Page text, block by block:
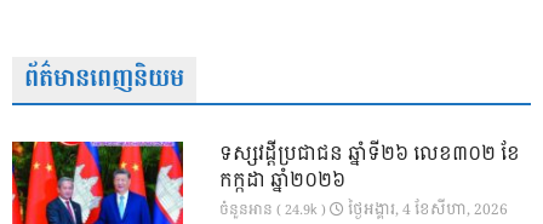
ព័ត៌មានពេញនិយម
ទស្សវដ្តីប្រជាជន ឆ្នាំទី២៦ លេខ៣០២ ខែ
កក្កដា ឆ្នាំ២០២៦
ចំនួនអាន ( 24.9k ) ថ្ងៃ​អង្គារ, 4 ខែ​សីហា, 2026